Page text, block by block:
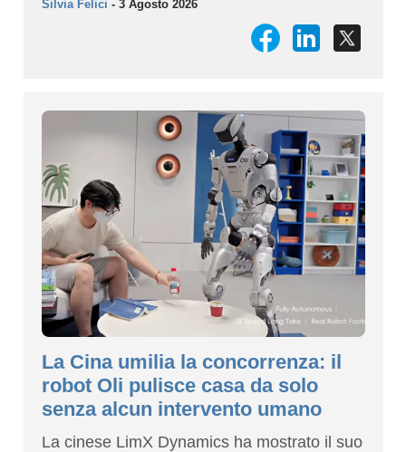
Silvia Felici - 3 Agosto 2026
La Cina umilia la concorrenza: il
robot Oli pulisce casa da solo
senza alcun intervento umano
La cinese LimX Dynamics ha mostrato il suo